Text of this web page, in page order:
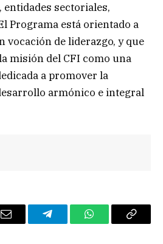
entidades sectoriales,
Programa está orientado a
vocación de liderazgo, y que
misión del CFI como una
a promover la
armónico e integral
Email TelegramWhatsAppCopy